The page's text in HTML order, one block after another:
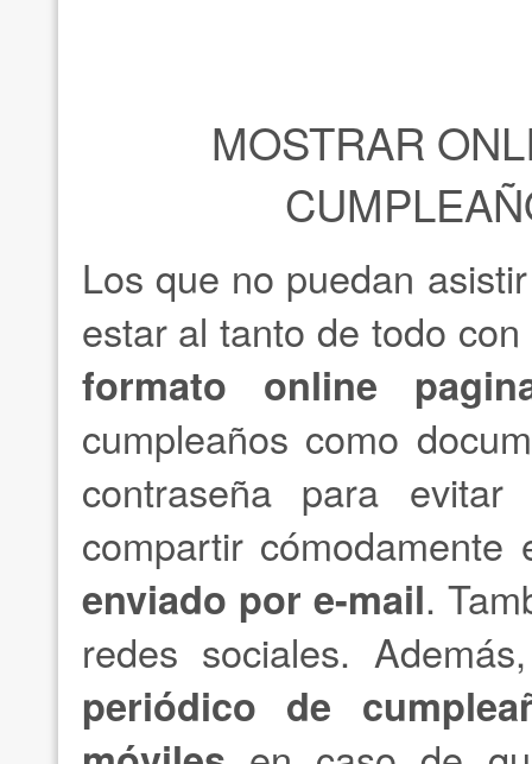
MOSTRAR
Los que no puedan
estar al tanto de todo
formato online
cumpleaños como
contraseña para
compartir
enviado por e-mail.
redes sociales.
periódico de